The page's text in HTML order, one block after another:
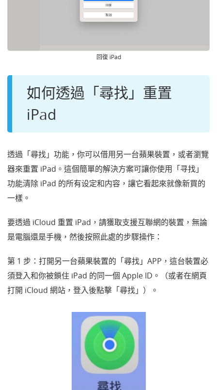
回復 iPad
如何透過「尋找」重置
iPad
透過「尋找」功能，你可以借用另一台蘋果裝置，或者瀏覽
器來重置 iPad。 這個簡單的解決方案可讓你使用 「寻找」
功能清除 iPad 的所有设定和内容，讓它看起來就像新買的
一樣。
要透過 iCloud 重置 iPad，請獲取支援互聯網的裝置，無論
是電腦還是手機，然後按照此處的步驟操作：
第 1 步：打開另一台蘋果裝置的「尋找」APP，這台裝置必
須登入和你被鎖住 iPad 的同一個 Apple ID。
（或者在網頁
打開 iCloud 網站，登入後點擊「尋找」）。